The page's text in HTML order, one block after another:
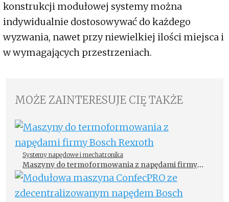
konstrukcji modułowej systemy można
indywidualnie dostosowywać do każdego
wyzwania, nawet przy niewielkiej ilości miejsca i
w wymagających przestrzeniach.
MOŻE ZAINTERESUJE CIĘ TAKŻE
Systemy napędowe i mechatronika
Maszyny do termoformowania z napędami firmy
Bosch Rexroth